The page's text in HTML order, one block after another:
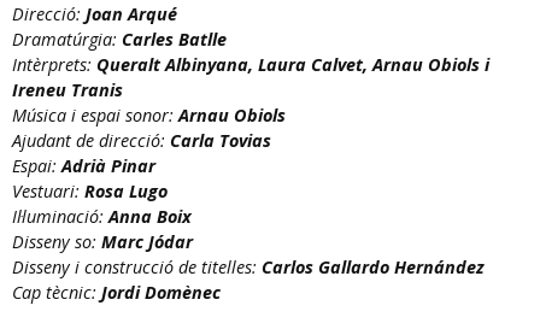
Direcció: Joan Arqué
Dramatúrgia: Carles Batlle
Intèrprets: Queralt Albinyana, Laura Calvet, Arnau Obiols i
Ireneu Tranis
Música i espai sonor: Arnau Obiols
Ajudant de direcció: Carla Tovias
Espai: Adrià Pinar
Vestuari: Rosa Lugo
Il·luminació: Anna Boix
Disseny so: Marc Jódar
Disseny i construcció de titelles: Carlos Gallardo Hernández
Cap tècnic: Jordi Domènec